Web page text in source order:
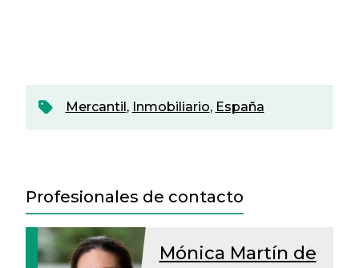
Mercantil, Inmobiliario, España
Profesionales de contacto
Mónica Martín de